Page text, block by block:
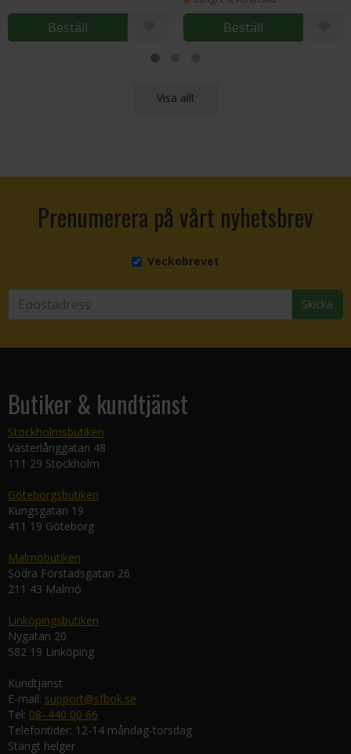
Beställ Beställ
Visa allt
Prenumerera på vårt nyhetsbrev
Veckobrevet
Skicka
Butiker & kundtjänst
Stockholmsbutiken
Västerlånggatan 48
111 29 Stockholm
Göteborgsbutiken
Kungsgatan 19
411 19 Göteborg
Malmöbutiken
Södra Förstadsgatan 26
211 43 Malmö
Linköpingsbutiken
Nygatan 20
582 19 Linköping
Kundtjänst
E-mail: support@sfbok.se
Tel: 08–440 00 66
Telefontider: 12-14 måndag-torsdag
Stängt helger